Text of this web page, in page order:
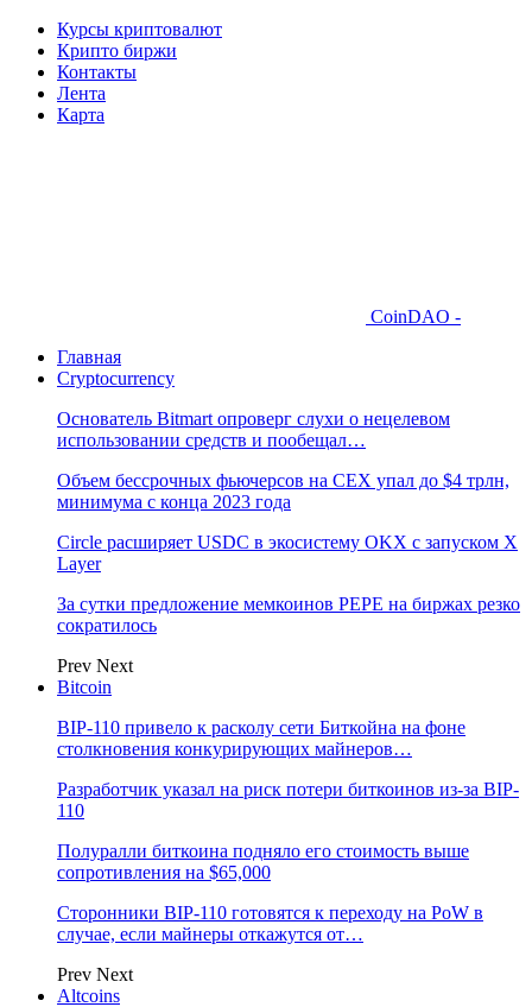
Курсы криптовалют
Крипто биржи
Контакты
Лента
Карта
CoinDAO -
Главная
Cryptocurrency
Основатель Bitmart опроверг слухи о нецелевом
использовании средств и пообещал…
Объем бессрочных фьючерсов на CEX упал до $4 трлн,
минимума с конца 2023 года
Circle расширяет USDC в экосистему OKX с запуском X
Layer
За сутки предложение мемкоинов PEPE на биржах резко
сократилось
Prev Next
Bitcoin
BIP-110 привело к расколу сети Биткойна на фоне
столкновения конкурирующих майнеров…
Разработчик указал на риск потери биткоинов из-за BIP-
110
Полуралли биткоина подняло его стоимость выше
сопротивления на $65,000
Сторонники BIP-110 готовятся к переходу на PoW в
случае, если майнеры откажутся от…
Prev Next
Altcoins